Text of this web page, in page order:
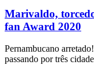
Marivaldo,
fan Award 2020
Pernambucano
passando por três